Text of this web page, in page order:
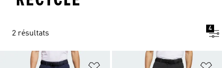
2 résultats
4
Ajouter à la Liste de produits